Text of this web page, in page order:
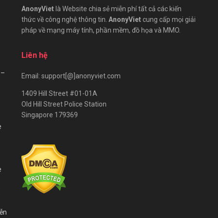
AnonyViet là Website chia sẻ miễn phí tất cả các kiến
thức về công nghệ thông tin. AnonyViet cung cấp mọi giải
pháp về mạng máy tính, phần mềm, đồ họa và MMO.
Liên hệ
Email: support[@]anonyviet.com
1409 Hill Street #01-01A
Old Hill Street Police Station
Singapore 179369